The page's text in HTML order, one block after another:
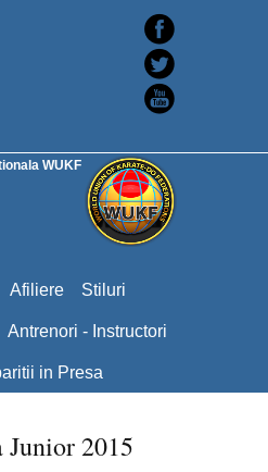
WUKF
Afiliere Stiluri
Antrenori - Instructori
in Presa
Junior 2015